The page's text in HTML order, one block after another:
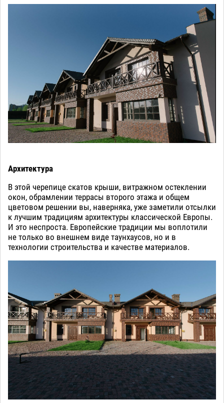
Архитектура
В этой черепице скатов крыши, витражном остеклении
окон, обрамлении террасы второго этажа и общем
цветовом решении вы, наверняка, уже заметили отсылки
к лучшим традициям архитектуры классической Европы.
И это неспроста. Европейские традиции мы воплотили
не только во внешнем виде таунхаусов, но и в
технологии строительства и качестве материалов.